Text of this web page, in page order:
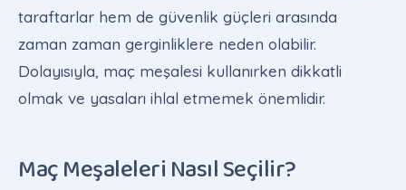
taraftarlar hem de güvenlik güçleri arasında
zaman zaman gerginliklere neden olabilir.
Dolayısıyla, maç meşalesi kullanırken dikkatli
olmak ve yasaları ihlal etmemek önemlidir.
Maç Meşaleleri Nasıl Seçilir?